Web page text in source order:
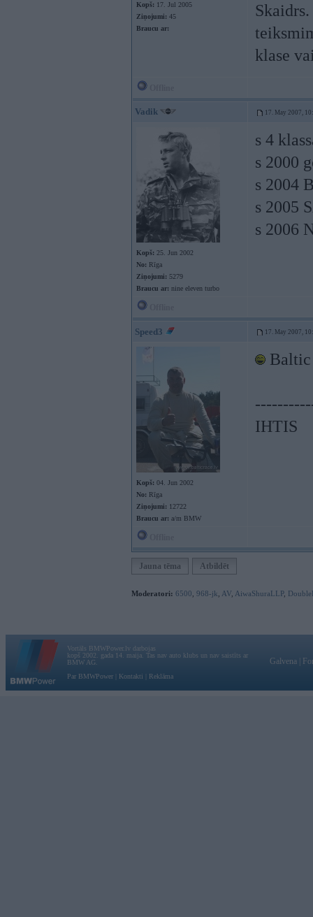
Kopš: 17. Jul 2005
Ziņojumi: 45
Braucu ar:
klase
Vadik 17. May 2007,
Kopš: 25. Jun 2002
No: Rīga
Ziņojumi: 5279
Braucu ar: nine eleven turbo
s 4
s 2000
s 2004
s 2005
s 2006
Speed3 17. May 2007,
Kopš: 04. Jun 2002
No: Rīga
Ziņojumi: 12722
Braucu ar: a/m BMW
IHTIS
Jauna tēma Atbildēt
Moderatori: 6500 968-jk AV AiwaShuraLLP,
Vortāls BMWPower.lv darbojas
kopš 2002. gada 14. maija. Tas nav auto klubs un nav saistīts ar
BMW AG.
Par BMWPower
Kontakti Reklāma
Galvena